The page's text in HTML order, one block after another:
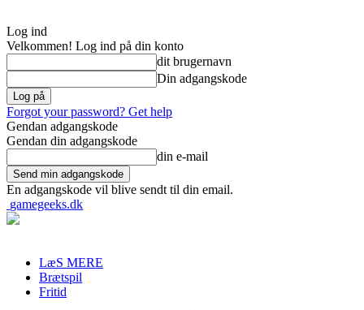
Log ind
Velkommen! Log ind på din konto
dit brugernavn
Din adgangskode
Forgot your password? Get help
Gendan adgangskode
Gendan din adgangskode
din e-mail
En adgangskode vil blive sendt til din email.
gamegeeks.dk
LæS MERE
Brætspil
Fritid